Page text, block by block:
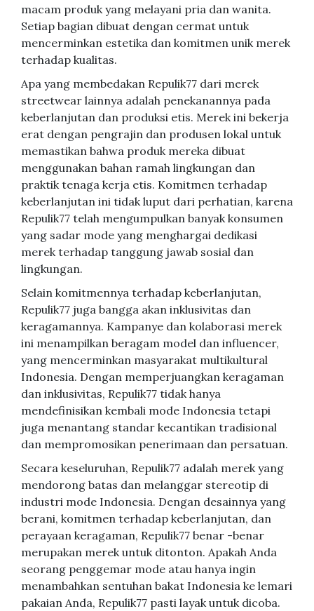
macam produk yang melayani pria dan wanita.
Setiap bagian dibuat dengan cermat untuk
mencerminkan estetika dan komitmen unik merek
terhadap kualitas.
Apa yang membedakan Repulik77 dari merek
streetwear lainnya adalah penekanannya pada
keberlanjutan dan produksi etis. Merek ini bekerja
erat dengan pengrajin dan produsen lokal untuk
memastikan bahwa produk mereka dibuat
menggunakan bahan ramah lingkungan dan
praktik tenaga kerja etis. Komitmen terhadap
keberlanjutan ini tidak luput dari perhatian, karena
Repulik77 telah mengumpulkan banyak konsumen
yang sadar mode yang menghargai dedikasi
merek terhadap tanggung jawab sosial dan
lingkungan.
Selain komitmennya terhadap keberlanjutan,
Repulik77 juga bangga akan inklusivitas dan
keragamannya. Kampanye dan kolaborasi merek
ini menampilkan beragam model dan influencer,
yang mencerminkan masyarakat multikultural
Indonesia. Dengan memperjuangkan keragaman
dan inklusivitas, Repulik77 tidak hanya
mendefinisikan kembali mode Indonesia tetapi
juga menantang standar kecantikan tradisional
dan mempromosikan penerimaan dan persatuan.
Secara keseluruhan, Repulik77 adalah merek yang
mendorong batas dan melanggar stereotip di
industri mode Indonesia. Dengan desainnya yang
berani, komitmen terhadap keberlanjutan, dan
perayaan keragaman, Repulik77 benar -benar
merupakan merek untuk ditonton. Apakah Anda
seorang penggemar mode atau hanya ingin
menambahkan sentuhan bakat Indonesia ke lemari
pakaian Anda, Repulik77 pasti layak untuk dicoba.